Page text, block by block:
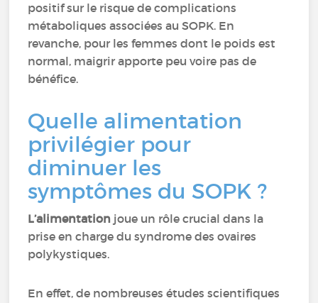
positif sur le risque de complications
métaboliques associées au SOPK. En
revanche, pour les femmes dont le poids est
normal, maigrir apporte peu voire pas de
bénéfice.
Quelle alimentation
privilégier pour
diminuer les
symptômes du SOPK ?
L’alimentation joue un rôle crucial dans la
prise en charge du syndrome des ovaires
polykystiques.
En effet, de nombreuses études scientifiques